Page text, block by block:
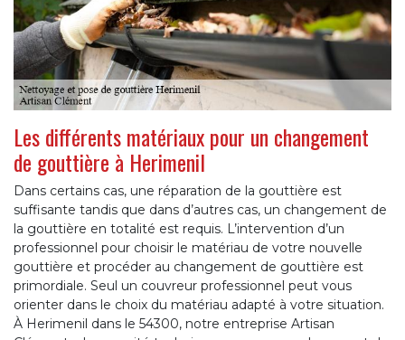
Les différents matériaux pour un changement
de gouttière à Herimenil
Dans certains cas, une réparation de la gouttière est
suffisante tandis que dans d’autres cas, un changement de
la gouttière en totalité est requis. L’intervention d’un
professionnel pour choisir le matériau de votre nouvelle
gouttière et procéder au changement de gouttière est
primordiale. Seul un couvreur professionnel peut vous
orienter dans le choix du matériau adapté à votre situation.
À Herimenil dans le 54300, notre entreprise Artisan